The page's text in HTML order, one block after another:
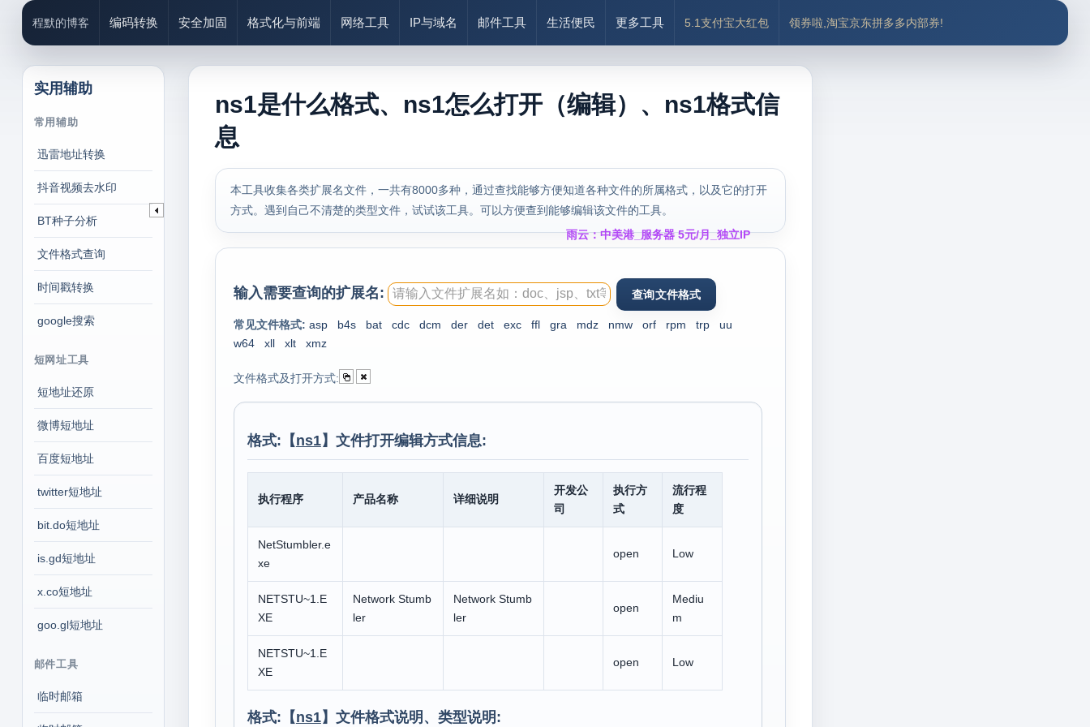
程默的博客 编码转换 安全加固 格式化与前端 网络工具 IP与域名 邮件工具 生活便民 更多工具 5.1支付宝大红包 领券啦,淘宝京东拼多多内部券!
实用辅助
常用辅助
迅雷地址转换
抖音视频去水印
BT种子分析
文件格式查询
时间戳转换
google搜索
短网址工具
短地址还原
微博短地址
百度短地址
twitter短地址
bit.do短地址
is.gd短地址
x.co短地址
goo.gl短地址
邮件工具
临时邮箱
ns1是什么格式、ns1怎么打开（编辑）、ns1格式信
息
本工具收集各类扩展名文件，一共有8000多种，通过查找能够方便知道各种文件的所属格式，以及它的打开
方式。遇到自己不清楚的类型文件，试试该工具。可以方便查到能够编辑该文件的工具。
雨云：中美港_服务器 5元/月_独立IP
输入需要查询的扩展名:
常见文件格式: asp b4s bat cdc dcm der det exc ffl gra mdz nmw orf rpm trp
uu
w64
xll xlt xmz
文件格式及打开方式:
格式:【ns1】文件打开编辑方式信息:
执行程序 产品名称 详细说明
开发公
司
执行方
式
流行程
度
NetStumbler.e
xe
open Low
NETSTU~1.E
XE
Network Stumb
ler
Network Stumb
ler
open
Mediu
m
NETSTU~1.E
XE
open Low
格式:【ns1】文件格式说明、类型说明: